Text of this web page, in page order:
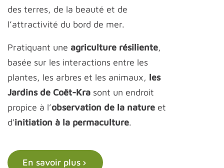
des terres, de la beauté et de
l’attractivité du bord de mer.
Pratiquant une agriculture résiliente,
basée sur les interactions entre les
plantes, les arbres et les animaux, les
Jardins de Coët-Kra sont un endroit
propice à l’observation de la nature et
d'initiation à la permaculture.
En savoir plus